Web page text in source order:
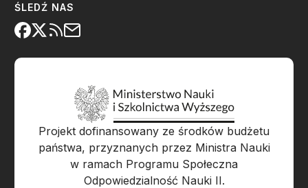
ŚLEDŹ NAS
Projekt dofinansowany ze środków budżetu
państwa, przyznanych przez Ministra Nauki
w ramach Programu Społeczna
Odpowiedzialność Nauki II.